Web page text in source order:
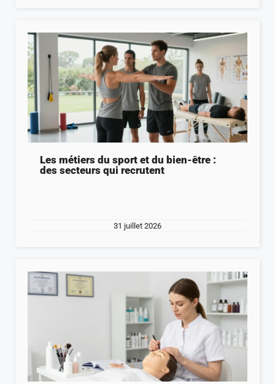
Les métiers du sport et du bien-être :
des secteurs qui recrutent
31 juillet 2026